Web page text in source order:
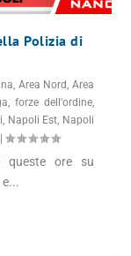
Polizia di
, Area Nord, Area
, forze dell'ordine,
, Napoli Est, Napoli
|
queste ore su